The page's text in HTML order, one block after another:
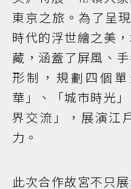
東京之旅。為了呈
時代的浮世繪之美
藏，涵蓋了屏風、
形制，規劃四個
華」、「城市時光
界交流」，展演江
力。
此次合作故宮不只